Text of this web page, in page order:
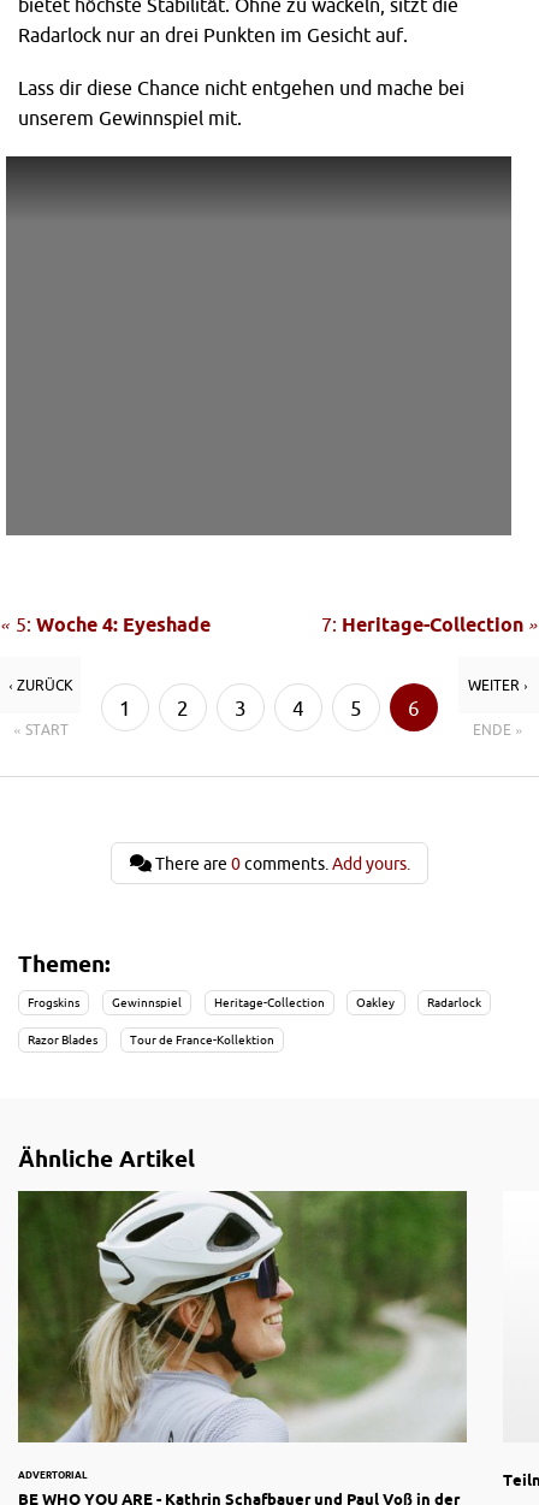
bietet höchste Stabilität. Ohne zu wackeln, sitzt die
Radarlock nur an drei Punkten im Gesicht auf.
Lass dir diese Chance nicht entgehen und mache bei
unserem Gewinnspiel mit.
« 5: Woche 4: Eyeshade 7: Heritage-Collection »
‹ ZURÜCK
« START
1 2 3 4 5 6
WEITER ›
ENDE »
There are 0comments. Add yours.
Themen:
Frogskins Gewinnspiel Heritage-Collection Oakley Radarlock
Razor Blades Tour de France-Kollektion
Ähnliche Artikel
ADVERTORIAL
BE WHO YOU ARE - Kathrin Schafbauer und Paul Voß in der